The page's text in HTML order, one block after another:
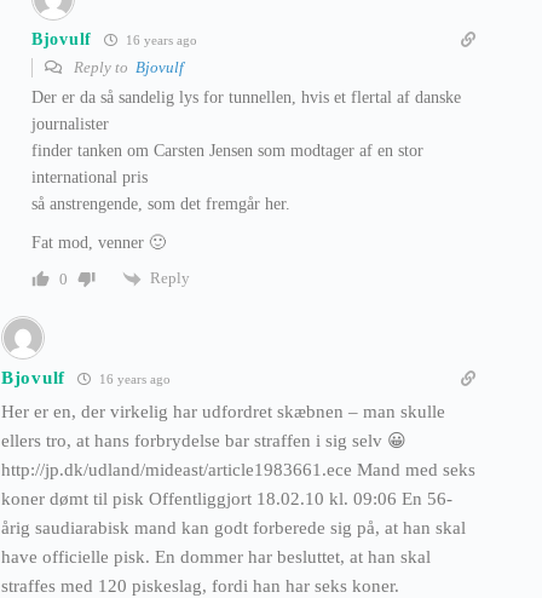
Bjovulf 16 years ago
Reply to Bjovulf
Der er da så sandelig lys for tunnellen, hvis et flertal af danske
journalister
finder tanken om Carsten Jensen som modtager af en stor
international pris
så anstrengende, som det fremgår her.
Fat mod, venner 🙂
0
Reply
Bjovulf 16 years ago
Her er en, der virkelig har udfordret skæbnen – man skulle
ellers tro, at hans forbrydelse bar straffen i sig selv 😀
http://jp.dk/udland/mideast/article1983661.ece Mand med seks
koner dømt til pisk Offentliggjort 18.02.10 kl. 09:06 En 56-
årig saudiarabisk mand kan godt forberede sig på, at han skal
have officielle pisk. En dommer har besluttet, at han skal
straffes med 120 piskeslag, fordi han har seks koner.